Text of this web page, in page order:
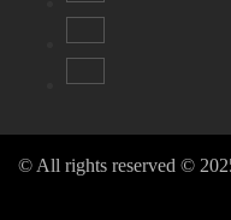
© All rights reserved ©